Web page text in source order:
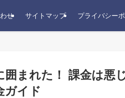
せ サイトマップ プライバシー
囲まれた！ 課金は悪
ガイド